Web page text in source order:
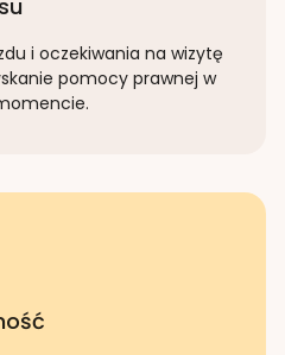
i oczekiwania na wizytę
pomocy prawnej w